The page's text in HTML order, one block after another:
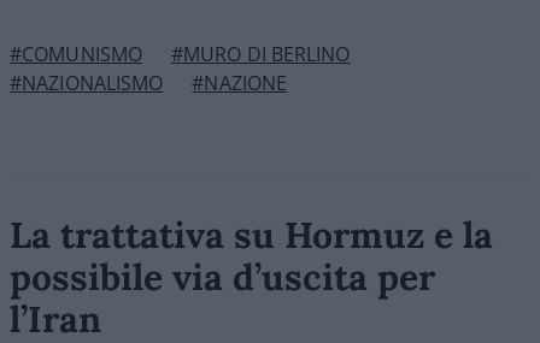
#COMUNISMO
#MURO DI BERLINO
#NAZIONALISMO
#NAZIONE
La trattativa su Hormuz e la
possibile via d’uscita per
l’Iran